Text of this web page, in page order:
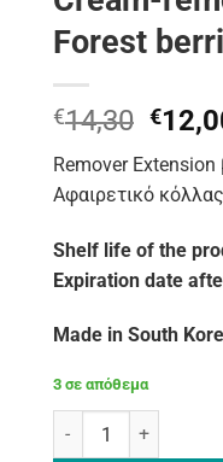
Forest
€14,30
price
was:
€
Remover
Αφαιρετικό
Shelf life of the
Expiration date
Made in South
3 σε απόθεμα
Cream-remover